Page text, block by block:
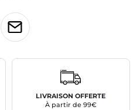
LIVRAISON OFFERTE
À partir de 99€